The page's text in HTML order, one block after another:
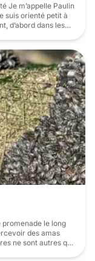
Je m’appelle Paulin
suis orienté petit à
d’abord dans les
promenade le long
des amas
ne sont autres que